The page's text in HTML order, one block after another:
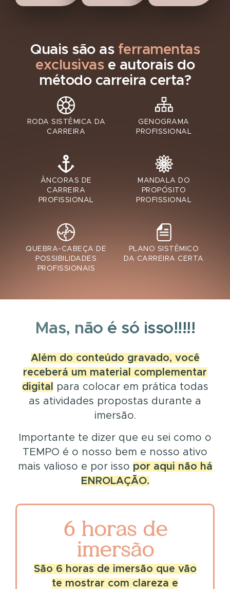
Quais são as ferramentas
exclusivase autorais do
método carreira certa?
RODA SISTÊMICA DA
CARREIRA
GENOGRAMA
PROFISSIONAL
ÂNCORAS DE
CARREIRA
PROFISSIONAL
MANDALA DO
PROPÓSITO
PROFISSIONAL
QUEBRA-CABEÇA DE
POSSIBILIDADES
PROFISSIONAIS
PLANO SISTÊMICO
DA CARREIRA CERTA
Mas, não é só isso!!!!!
Além do conteúdo gravado, você
receberá um material complementar
digital
para colocar em prática todas
as atividades propostas durante a
imersão.
Importante te dizer que eu sei como o
TEMPO é o nosso bem e nosso ativo
mais valioso e por isso por aqui não há
ENROLAÇÃO.
6 horas de
imersão
São 6 horas de imersão que vão
te mostrar com clareza e